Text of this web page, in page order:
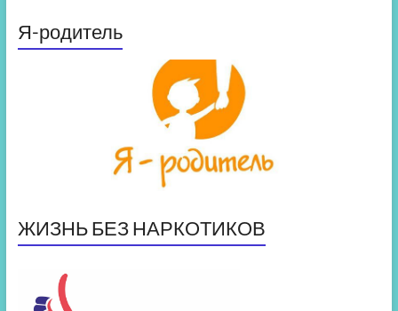
Я-родитель
ЖИЗНЬ БЕЗ НАРКОТИКОВ